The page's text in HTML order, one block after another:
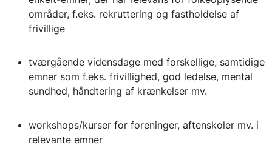
områder, f.eks. rekruttering og fastholdelse af
frivillige
tværgående vidensdage med forskellige, samtidige
emner som f.eks. frivillighed, god ledelse, mental
sundhed, håndtering af krænkelser mv.
workshops/kurser for foreninger, aftenskoler mv. i
relevante emner